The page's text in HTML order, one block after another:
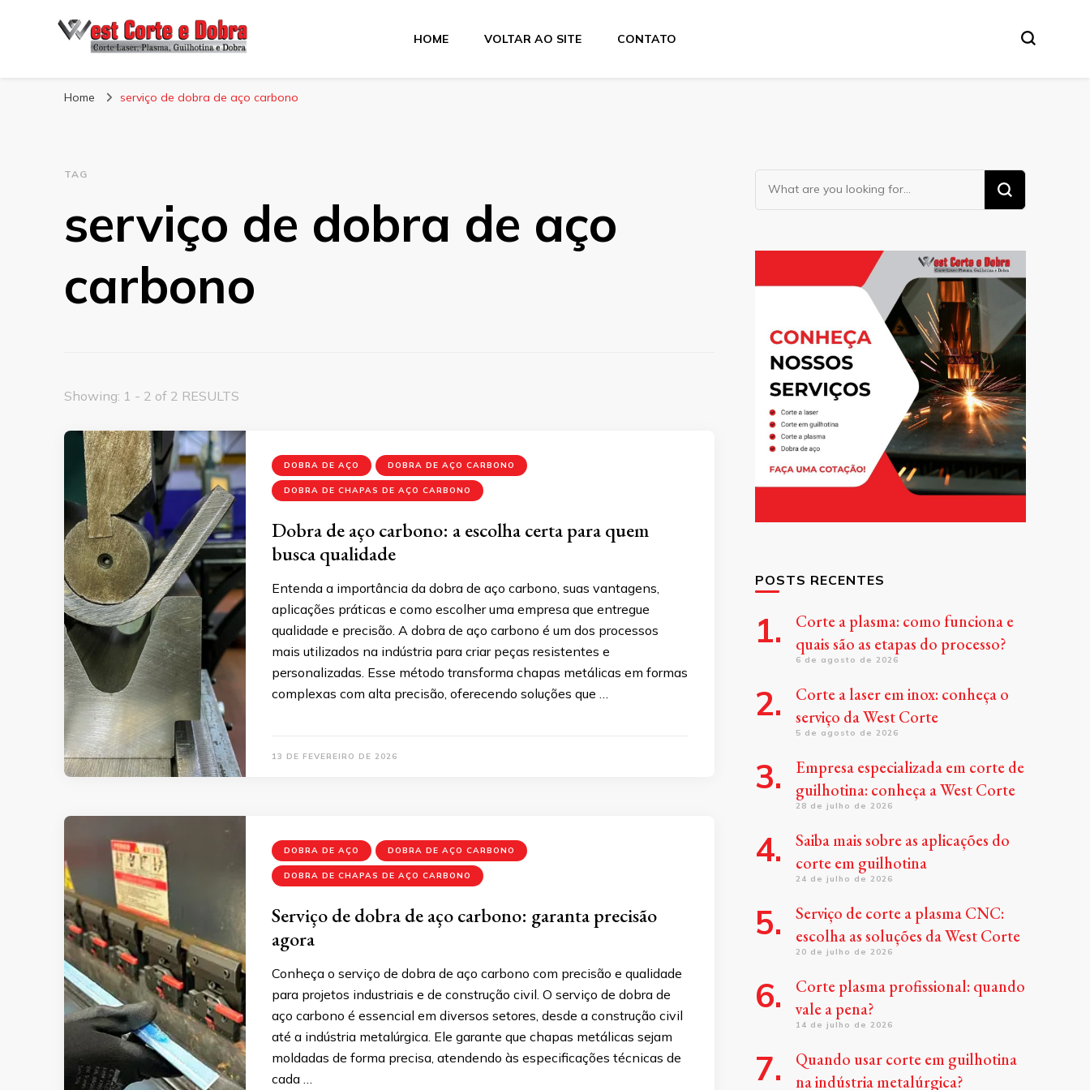
Blog West Corte e Dobra
HOME VOLTAR AO SITE CONTATO
Home serviço de dobra de aço carbono
TAG
serviço de dobra de aço
carbono
Showing: 1 - 2 of 2 RESULTS
DOBRA DE AÇO DOBRA DE AÇO CARBONO
DOBRA DE CHAPAS DE AÇO CARBONO
Dobra de aço carbono: a escolha certa para quem
busca qualidade
Entenda a importância da dobra de aço carbono, suas vantagens,
aplicações práticas e como escolher uma empresa que entregue
qualidade e precisão. A dobra de aço carbono é um dos processos
mais utilizados na indústria para criar peças resistentes e
personalizadas. Esse método transforma chapas metálicas em formas
complexas com alta precisão, oferecendo soluções que …
13 DE FEVEREIRO DE 2026
DOBRA DE AÇO DOBRA DE AÇO CARBONO
DOBRA DE CHAPAS DE AÇO CARBONO
Serviço de dobra de aço carbono: garanta precisão
agora
Conheça o serviço de dobra de aço carbono com precisão e qualidade
para projetos industriais e de construção civil. O serviço de dobra de
aço carbono é essencial em diversos setores, desde a construção civil
até a indústria metalúrgica. Ele garante que chapas metálicas sejam
moldadas de forma precisa, atendendo às especificações técnicas de
cada …
Looking
for
POSTS RECENTES
Corte a plasma: como funciona e
quais são as etapas do processo?
6 de agosto de 2026
Corte a laser em inox: conheça o
serviço da West Corte
5 de agosto de 2026
Empresa especializada em corte de
guilhotina: conheça a West Corte
28 de julho de 2026
Saiba mais sobre as aplicações do
corte em guilhotina
24 de julho de 2026
Serviço de corte a plasma CNC:
escolha as soluções da West Corte
20 de julho de 2026
Corte plasma profissional: quando
vale a pena?
14 de julho de 2026
Quando usar corte em guilhotina
na indústria metalúrgica?